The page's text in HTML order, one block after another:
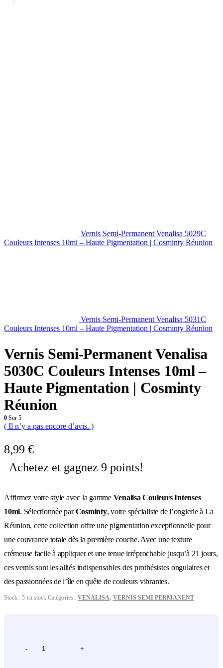
Vernis Semi-Permanent Venalisa 5029C
Couleurs Intenses 10ml – Haute Pigmentation | Cosminty Réunion
Vernis Semi-Permanent Venalisa 5031C
Couleurs Intenses 10ml – Haute Pigmentation | Cosminty Réunion
Vernis Semi-Permanent Venalisa
5030C Couleurs Intenses 10ml –
Haute Pigmentation | Cosminty
Réunion
0 Sur 5
( Il n’y a pas encore d’avis. )
8,99 €
Achetez et gagnez 9 points!
Affirmez votre style avec la gamme Venalisa Couleurs Intenses
10ml. Sélectionnée parCosminty, votre spécialiste de l’onglerie à La
Réunion, cette collection offre une pigmentation exceptionnelle pour
une couvrance totale dès la première couche. Avec une texture
crémeuse facile à appliquer et une tenue irréprochable jusqu’à 21 jours,
ces vernis sont les alliés indispensables des prothésistes ongulaires et
des passionnées de l’île en quête de couleurs vibrantes.
Stock :5 en stock Catégories : VENALISA VERNIS SEMI PERMANENT
- +